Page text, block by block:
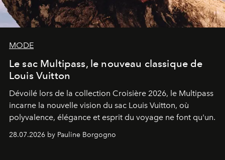
MODE
Le sac Multipass, le nouveau classique de
Louis Vuitton
Dévoilé lors de la collection Croisière 2026, le Multipass
incarne la nouvelle vision du sac Louis Vuitton, où
polyvalence, élégance et esprit du voyage ne font qu'un.
28.07.2026 by Pauline Borgogno